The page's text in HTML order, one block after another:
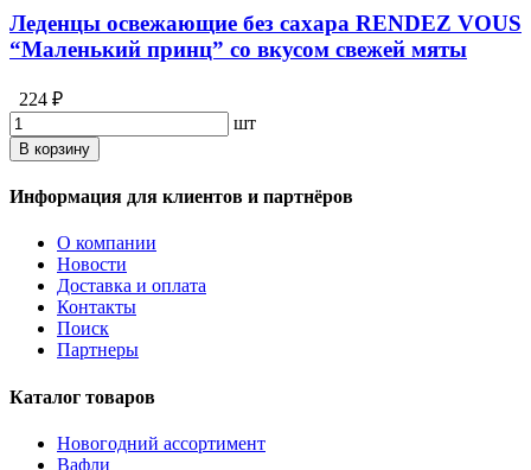
Леденцы освежающие без сахара RENDEZ VOUS
“Маленький принц” со вкусом свежей мяты
224 ₽
шт
В корзину
Информация для клиентов и партнёров
О компании
Новости
Доставка и оплата
Контакты
Поиск
Партнеры
Каталог товаров
Новогодний ассортимент
Вафли